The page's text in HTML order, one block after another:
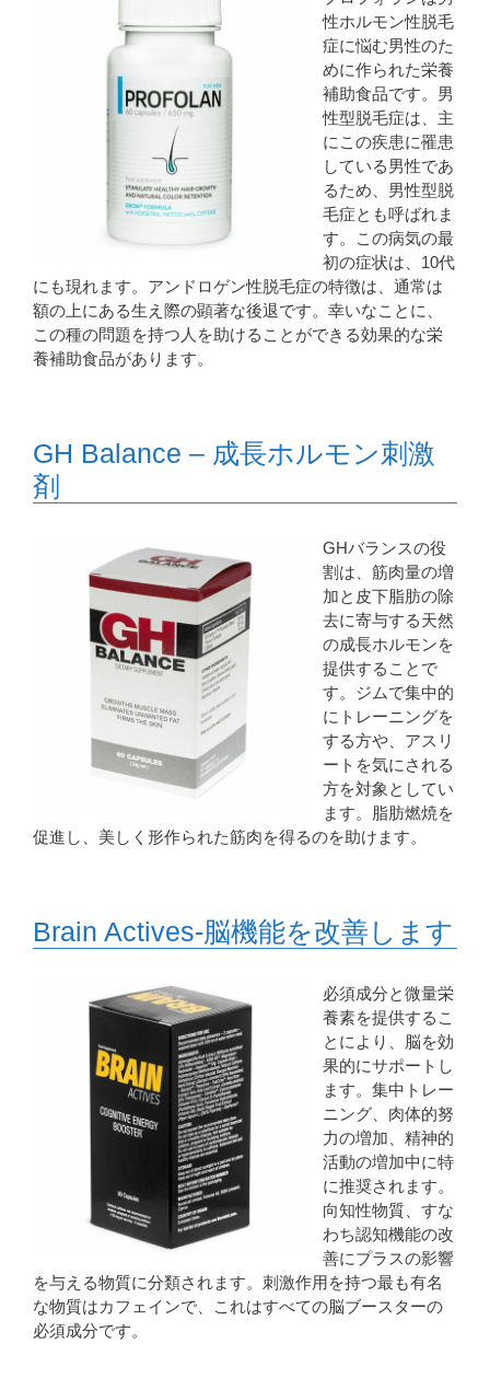
性ホルモン性脱毛
症に悩む男性のた
めに作られた栄養
補助食品です。男
性型脱毛症は、主
にこの疾患に罹患
している男性であ
るため、男性型脱
毛症とも呼ばれま
す。この病気の最
初の症状は、10代
にも現れます。アンドロゲン性脱毛症の特徴は、通常は
額の上にある生え際の顕著な後退です。幸いなことに、
この種の問題を持つ人を助けることができる効果的な栄
養補助食品があります。
GH Balance – 成長ホルモン刺激
剤
GHバランスの役
割は、筋肉量の増
加と皮下脂肪の除
去に寄与する天然
の成長ホルモンを
提供することで
す。ジムで集中的
にトレーニングを
する方や、アスリ
ートを気にされる
方を対象としてい
ます。脂肪燃焼を
促進し、美しく形作られた筋肉を得るのを助けます。
Brain Actives-脳機能を改善します
必須成分と微量栄
養素を提供するこ
とにより、脳を効
果的にサポートし
ます。集中トレー
ニング、肉体的努
力の増加、精神的
活動の増加中に特
に推奨されます。
向知性物質、すな
わち認知機能の改
善にプラスの影響
を与える物質に分類されます。刺激作用を持つ最も有名
な物質はカフェインで、これはすべての脳ブースターの
必須成分です。